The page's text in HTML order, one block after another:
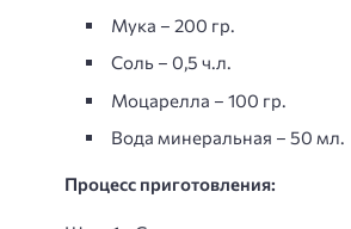
Мука – 200 гр.
Соль – 0,5 ч.л.
Моцарелла – 100 гр.
Вода минеральная – 50 мл.
Процесс приготовления: